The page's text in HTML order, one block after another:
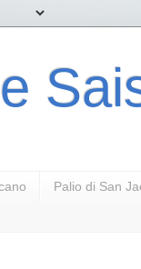
Palio di San